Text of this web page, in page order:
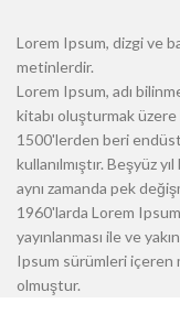
Lorem Ipsum, dizgi ve
metinlerdir.
Lorem Ipsum, adı
kitabı oluşturmak üzere
1500'lerden beri
kullanılmıştır. Beşyüz
aynı zamanda pek
1960'larda Lorem
yayınlanması ile ve
Ipsum sürümleri içeren
olmuştur.